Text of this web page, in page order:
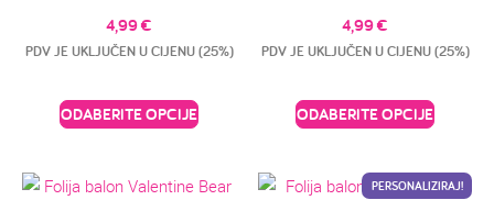
4,99€
PDV JE UKLJUČEN U CIJENU (25%)
ODABERITE OPCIJE
4,99€
PDV JE UKLJUČEN U CIJENU (25%)
ODABERITE OPCIJE
PERSONALIZIRAJ!